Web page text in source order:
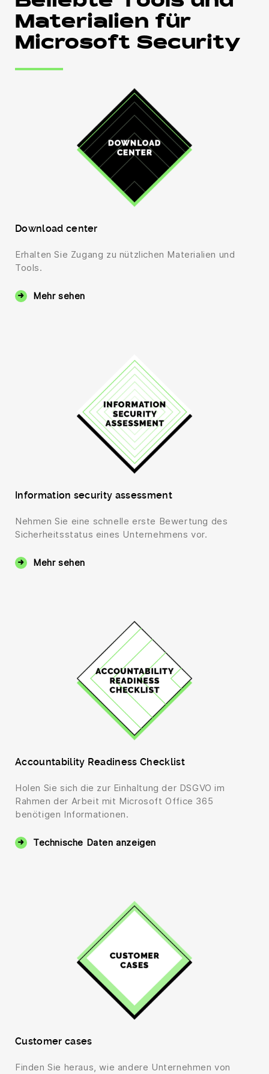
Materialien für
Microsoft Security
Download center
Erhalten Sie Zugang zu nützlichen Materialien und
Tools.
Mehr sehen
Information security assessment
Nehmen Sie eine schnelle erste Bewertung des
Sicherheitsstatus eines Unternehmens vor.
Mehr sehen
Accountability Readiness Checklist
Holen Sie sich die zur Einhaltung der DSGVO im
Rahmen der Arbeit mit Microsoft Office 365
benötigen Informationen.
Technische Daten anzeigen
Customer cases
Finden Sie heraus, wie andere Unternehmen von